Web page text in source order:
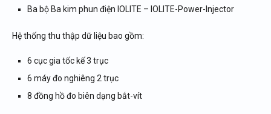
Ba bộ Ba kim phun điện IOLITE – IOLITE-Power-Injector
Hệ thống thu thập dữ liệu bao gồm:
6 cục gia tốc kế 3 trục
6 máy đo nghiêng 2 trục
8 đồng hồ đo biên dạng bắt-vít